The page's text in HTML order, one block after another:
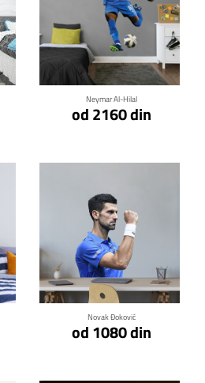
Neymar Al-Hilal
od 2160 din
Klikni za detalje
Novak Đoković
od 1080 din
Klikni za detalje